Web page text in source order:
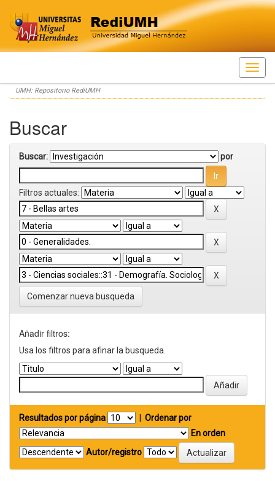
Skip
navigation
UMH: Repositorio RediUMH
Buscar
Buscar: por
Filtros actuales:
Comenzar nueva busqueda
Añadir filtros:
Usa los filtros para afinar la busqueda.
Resultados por página
Ordenar por
En orden
Autor/registro